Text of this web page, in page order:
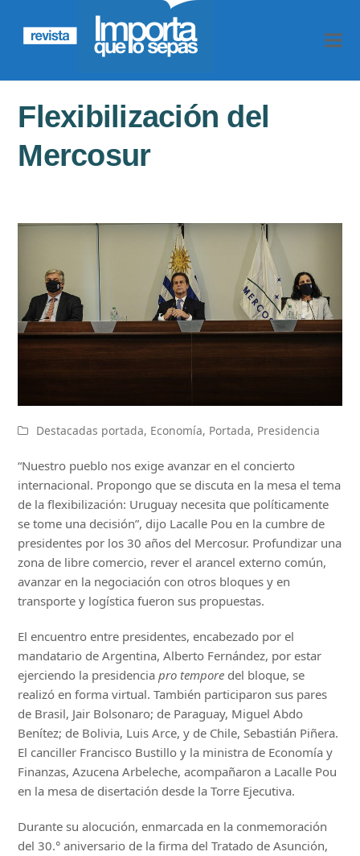
Flexibilización del
Mercosur
Destacadas portada, Economía, Portada, Presidencia
“Nuestro pueblo nos exige avanzar en el concierto
internacional. Propongo que se discuta en la mesa el tema
de la flexibilización: Uruguay necesita que políticamente
se tome una decisión”, dijo Lacalle Pou en la cumbre de
presidentes por los 30 años del Mercosur. Profundizar una
zona de libre comercio, rever el arancel externo común,
avanzar en la negociación con otros bloques y en
transporte y logística fueron sus propuestas.
El encuentro entre presidentes, encabezado por el
mandatario de Argentina, Alberto Fernández, por estar
ejerciendo la presidenciapro tempore del bloque, se
realizó en forma virtual. También participaron sus pares
de Brasil, Jair Bolsonaro; de Paraguay, Miguel Abdo
Benítez; de Bolivia, Luis Arce, y de Chile, Sebastián Piñera.
El canciller Francisco Bustillo y la ministra de Economía y
Finanzas, Azucena Arbeleche, acompañaron a Lacalle Pou
en la mesa de disertación desde la Torre Ejecutiva.
Durante su alocución, enmarcada en la conmemoración
del 30.° aniversario de la firma del Tratado de Asunción,